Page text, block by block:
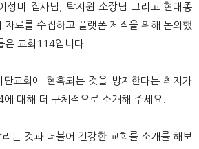
성미 집사님, 탁지원 소장님 그리고 현대종
자료를 수집하고 플랫폼 제작을 위해 논의했
은 교회114입니다.
단교회에 현혹되는 것을 방지한다는 취지가
대해 더 구체적으로 소개해 주세요.
는 것과 더불어 건강한 교회를 소개를 해보